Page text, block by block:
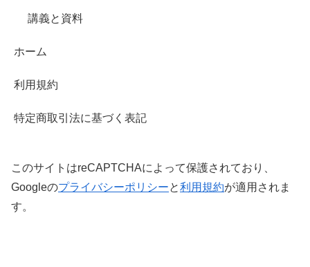
講義と資料
ホーム
利用規約
特定商取引法に基づく表記
このサイトはreCAPTCHAによって保護されており、
Googleのプライバシーポリシーと利用規約が適用されま
す。